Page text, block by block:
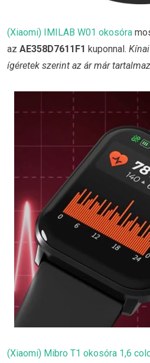
(Xiaomi) IMILAB W01 okosóra
az AE358D7611F1 kuponnal.
ígéretek szerint az ár már
(Xiaomi) Mibro T1 okosóra 1,6